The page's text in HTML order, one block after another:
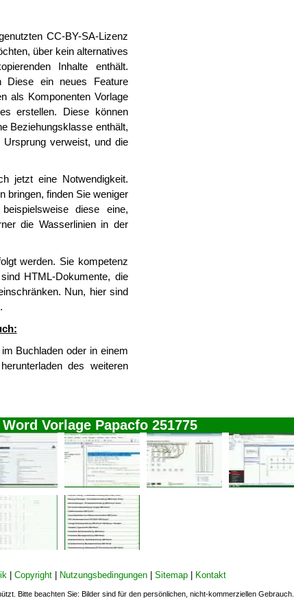
CC-BY-SA-Lizenz
über kein alternatives
Inhalte enthält.
Diese ein neues Feature
als Komponenten Vorlage
erstellen. Diese können
Beziehungsklasse enthält,
Ursprung verweist, und die
jetzt eine Notwendigkeit.
bringen, finden Sie weniger
diese eine,
die Wasserlinien in der
werden. Sie kompetenz
HTML-Dokumente, die
Nun, hier sind
Buchladen oder in einem
des weiteren
Vorlage Papacfo 251775
Copyright Nutzungsbedingungen Sitemap Kontakt
Bitte beachten Sie: Bilder sind für den persönlichen, nicht-kommerziellen Gebrauch.